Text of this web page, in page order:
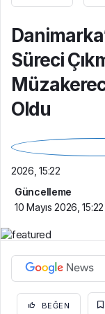
Süreci
Oldu
2026, 15:22
Güncelleme
10 Mayıs 2026, 15:22
BEĞEN